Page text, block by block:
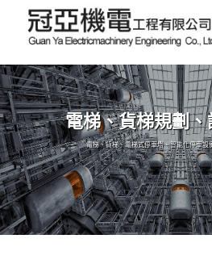
電梯、貨梯規劃
電梯、貨梯、電梯式停車塔、智能化停車設